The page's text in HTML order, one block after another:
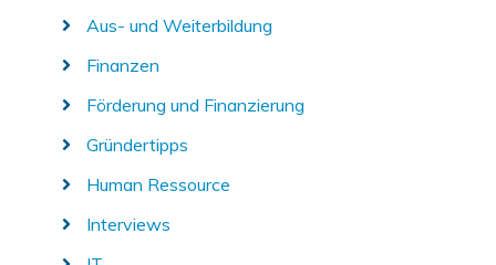
Aus- und Weiterbildung
Finanzen
Förderung und Finanzierung
Gründertipps
Human Ressource
Interviews